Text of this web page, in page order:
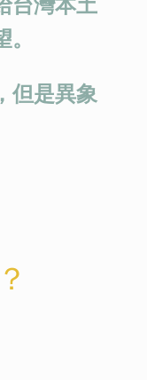
台灣本土
但是異象